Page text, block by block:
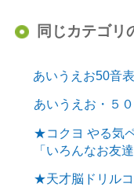
同じカテゴリ
あいうえお50音
あいうえお・５
★コクヨ やる気
「いろんなお友達
★天才脳ドリル